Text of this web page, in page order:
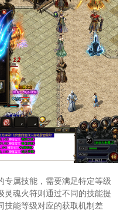
专属技能，需要满足特定等级
灵魂火符则通过不同的技能提
技能等级对应的获取机制差